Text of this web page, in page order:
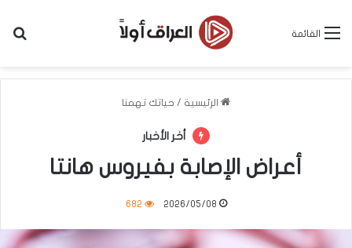
القائمة
الرئيسية / حياتك تهمنا
أخر الأخبار
أعراض الإصابة بفيروس هانتا
2026/05/08
682